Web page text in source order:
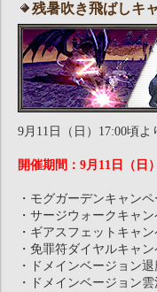
残暑吹き飛ばしキ
9月11日（日）17:00頃
開催期間：9月11日（日
・モグガーデンキャンペ
・サージウォークキャ
・ギアスフェットキャ
・免罪符ダイヤルキャ
・ドメインベージョン
・ドメインベージョン